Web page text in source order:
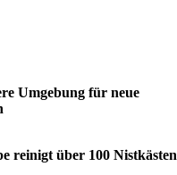
Umgebung für neue
reinigt über 100 Nistkästen